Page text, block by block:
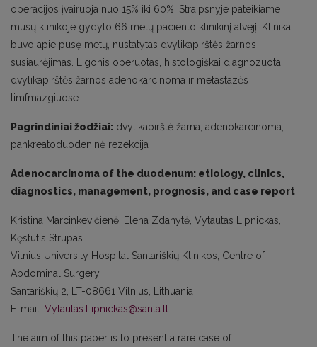
operacijos įvairuoja nuo 15% iki 60%. Straipsnyje pateikiame
mūsų klinikoje gydyto 66 metų paciento klinikinį atvejį. Klinika
buvo apie pusę metų, nustatytas dvylikapirštės žarnos
susiaurėjimas. Ligonis operuotas, histologiškai diagnozuota
dvylikapirštės žarnos adenokarcinoma ir metastazės
limfmazgiuose.
Pagrindiniai žodžiai: dvylikapirštė žarna, adenokarcinoma,
pankreatoduodeninė rezekcija
Adenocarcinoma of the duodenum: etiology, clinics,
diagnostics, management, prognosis, and case report
Kristina Marcinkevičienė, Elena Zdanytė, Vytautas Lipnickas,
Kęstutis Strupas
Vilnius University Hospital Santariškių Klinikos, Centre of
Abdominal Surgery,
Santariškių 2, LT-08661 Vilnius, Lithuania
E-mail: Vytautas.Lipnickas@santa.lt
The aim of this paper is to present a rare case of